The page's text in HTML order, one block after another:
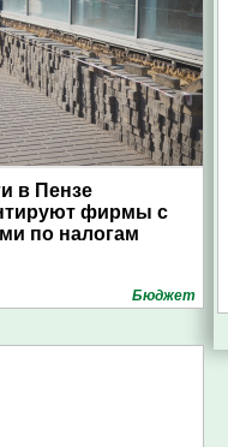
в Пензе
фирмы с
по налогам
Бюджет